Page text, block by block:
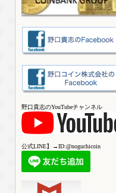
野口貴志のYouTubeチャンネル
公式LINE】→ID:@noguchicoin